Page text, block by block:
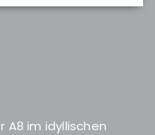
A8 im idyllischen